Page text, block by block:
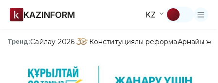
KAZINFORM KZ
Тренд:Сайлау-2026 Конституциялық реформаАрнайы